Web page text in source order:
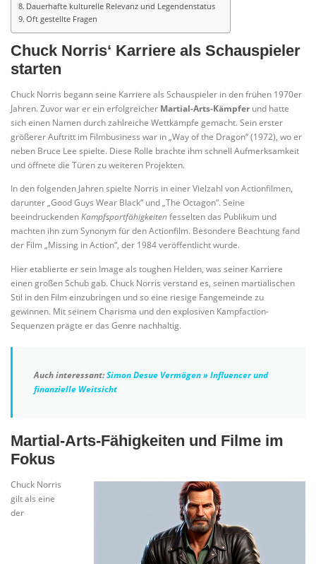
Dauerhafte kulturelle Relevanz und Legendenstatus
Oft gestellte Fragen
Chuck Norris‘ Karriere als Schauspieler
starten
Chuck Norris begann seine Karriere als Schauspieler in den frühen 1970er
Jahren. Zuvor war er ein erfolgreicher Martial-Arts-Kämpfer und hatte
sich einen Namen durch zahlreiche Wettkämpfe gemacht. Sein erster
größerer Auftritt im Filmbusiness war in „Way of the Dragon“ (1972), wo er
neben Bruce Lee spielte. Diese Rolle brachte ihm schnell Aufmerksamkeit
und öffnete die Türen zu weiteren Projekten.
In den folgenden Jahren spielte Norris in einer Vielzahl von Actionfilmen,
darunter „Good Guys Wear Black“ und „The Octagon“. Seine
beeindruckendenKampfsportfähigkeitenfesselten das Publikum und
machten ihn zum Synonym für den Actionfilm. Besondere Beachtung fand
der Film „Missing in Action“, der 1984 veröffentlicht wurde.
Hier etablierte er sein Image als toughen Helden, was seiner Karriere
einen großen Schub gab. Chuck Norris verstand es, seinen martialischen
Stil in den Film einzubringen und so eine riesige Fangemeinde zu
gewinnen. Mit seinem Charisma und den explosiven Kampfaction-
Sequenzen prägte er das Genre nachhaltig.
Auch interessant:Simon Desue Vermögen » Influencer und
finanzielle Weitsicht
Martial-Arts-Fähigkeiten und Filme im
Fokus
Chuck Norris
gilt als eine
der